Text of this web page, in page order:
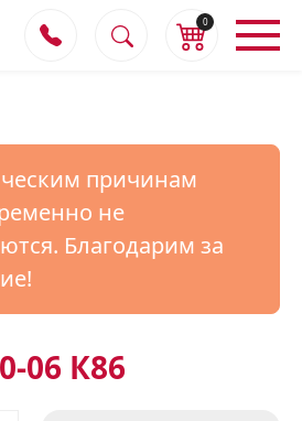
0
причинам
не
Благодарим за
06 К86